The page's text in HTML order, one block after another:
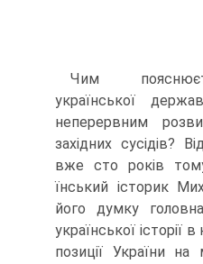
Чим
української
неперервним
західних сусідів?
вже сто років
їнський історик
його думку
української історії
позиції України